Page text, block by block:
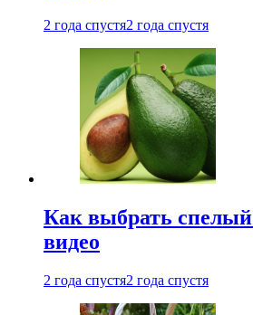
2 года спустя2 года спустя
Как выбрать спелый
видео
2 года спустя2 года спустя